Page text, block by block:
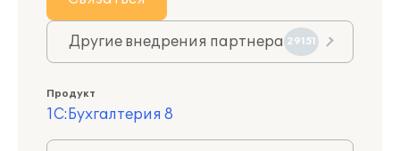
Другие внедрения партнера 29151
Продукт
1С:Бухгалтерия 8